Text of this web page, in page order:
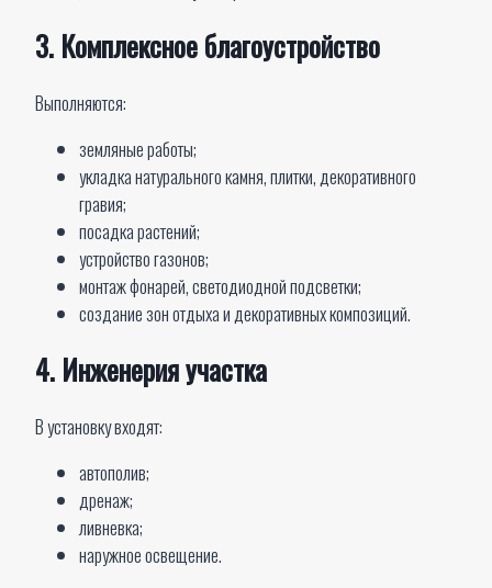
3. Комплексное благоустройство
Выполняются:
земляные работы;
укладка натурального камня, плитки, декоративного
гравия;
посадка растений;
устройство газонов;
монтаж фонарей, светодиодной подсветки;
создание зон отдыха и декоративных композиций.
4. Инженерия участка
В установку входят:
автополив;
дренаж;
ливневка;
наружное освещение.